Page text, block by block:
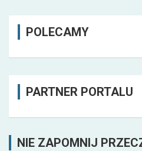
POLECAMY
PARTNER PORTALU
NIE ZAPOMNIJ